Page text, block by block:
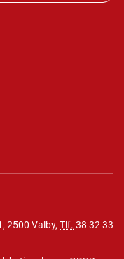
2500 Valby, Tlf. 38 32 33